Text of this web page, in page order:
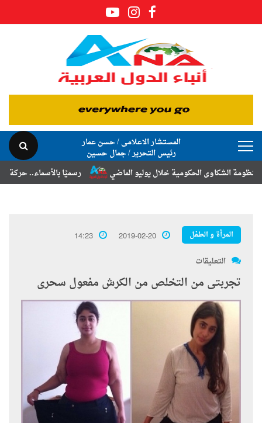
المستشار الاعلامى / حسن عمار
رئيس التحرير / جمال حسين
رسميًا بالأسماء.. حركة الترقيات
الحكومية خلال يوليو الماضي
المرأة و الطفل 2019-02-20
14:23
التعليقات
تجربتى من التخلص من الكرش مفعول سحرى